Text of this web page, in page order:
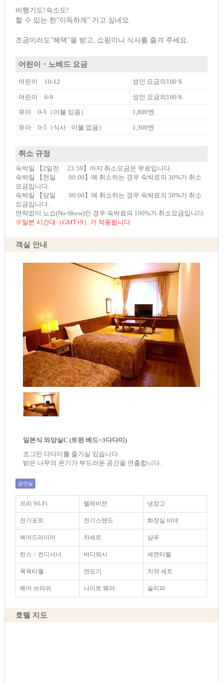
비행기도!숙소도!
할 수 있는 한”이득하게” 가고 싶네요.
조금이라도”혜택”을 받고, 쇼핑이나 식사를 즐겨 주세요.
어린이・노베드 요금
어린이 10-12 성인 요금의100％
어린이 6-9 성인 요금의100％
유아 0-5（이불 있음） 1,800엔
유아 0-5（식사 · 이불 없음） 1,300엔
취소 규정
숙박일 【2일전 23:59】까지 취소요금은 무료입니다.
숙박일 【전일 00:00】에 취소하는 경우 숙박료의 30%가 취소
요금입니다.
숙박일 【당일 00:00】에 취소하는 경우 숙박료의 50%가 취소
요금입니다.
연락없이 노쇼(No-Show)인 경우 숙박료의 100%가 취소요금입니다.
※일본 시간대（GMT+9）가 적용됩니다.
객실 안내
일본식 와양실C (트윈 베드+3다다미)
조그만 다다미를 즐기실 있습니다.
밝은 나무의 온기가 부드러운 공간을 연출합니다.
금연실
프리 Wi-Fi 텔레비전 냉장고
전기포트 전기스탠드 화장실 비데
헤어드라이어 차세트 샴푸
린스・컨디셔너 바디워시 세면타월
목욕타월 면도기 치약 세트
헤어 브러쉬 나이트 웨어 슬리퍼
호텔 지도